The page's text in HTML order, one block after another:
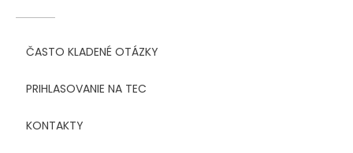
ČASTO KLADENÉ OTÁZKY
PRIHLASOVANIE NA TEC
KONTAKTY